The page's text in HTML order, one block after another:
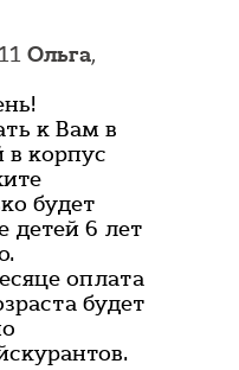
Ольга,
к Вам в
в корпус
будет
детей 6 лет
оплата
будет